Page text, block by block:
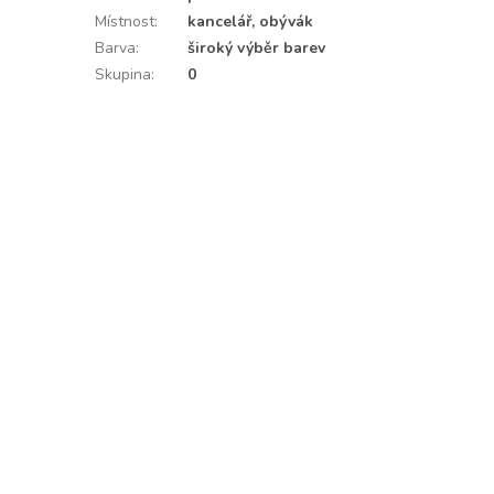
Místnost:
kancelář, obývák
Barva:
široký výběr barev
Skupina: 0